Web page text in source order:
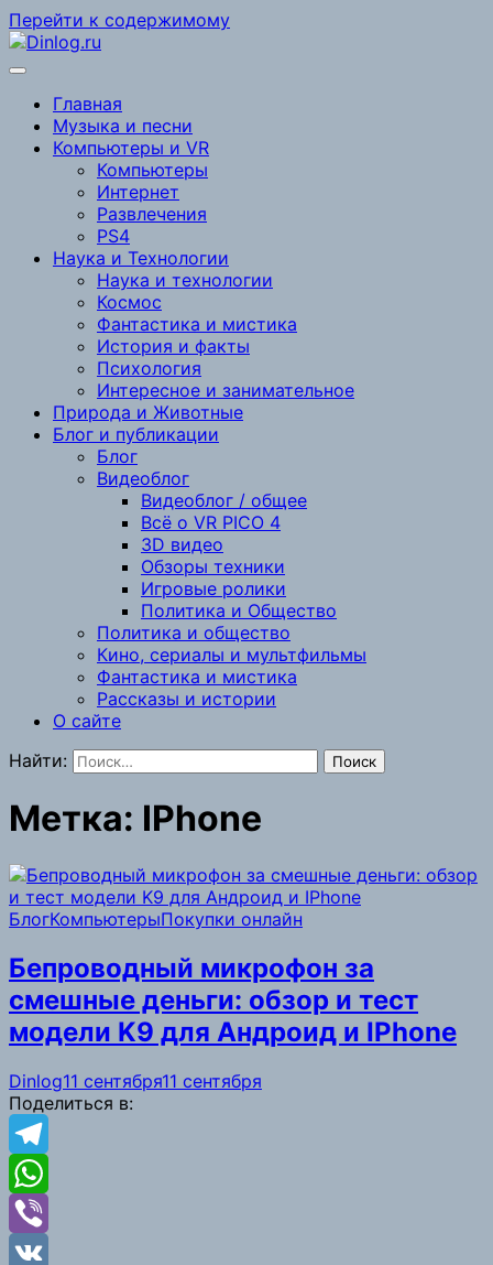
Перейти к содержимому
Главная
Музыка и песни
Компьютеры и VR
Компьютеры
Интернет
Развлечения
PS4
Наука и Технологии
Наука и технологии
Космос
Фантастика и мистика
История и факты
Психология
Интересное и занимательное
Природа и Животные
Блог и публикации
Блог
Видеоблог
Видеоблог / общее
Всё о VR PICO 4
3D видео
Обзоры техники
Игровые ролики
Политика и Общество
Политика и общество
Кино, сериалы и мультфильмы
Фантастика и мистика
Рассказы и истории
О сайте
Найти:
Метка: IPhone
БлогКомпьютерыПокупки онлайн
Бепроводный микрофон за
смешные деньги: обзор и тест
модели K9 для Андроид и IPhone
Dinlog11 сентября11 сентября
Поделиться в:
Telegram
WhatsApp
Viber